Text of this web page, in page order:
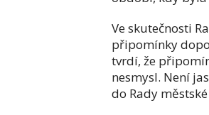
Ve skutečnosti
připomínky
tvrdí, že
nesmysl. Není
do Rady